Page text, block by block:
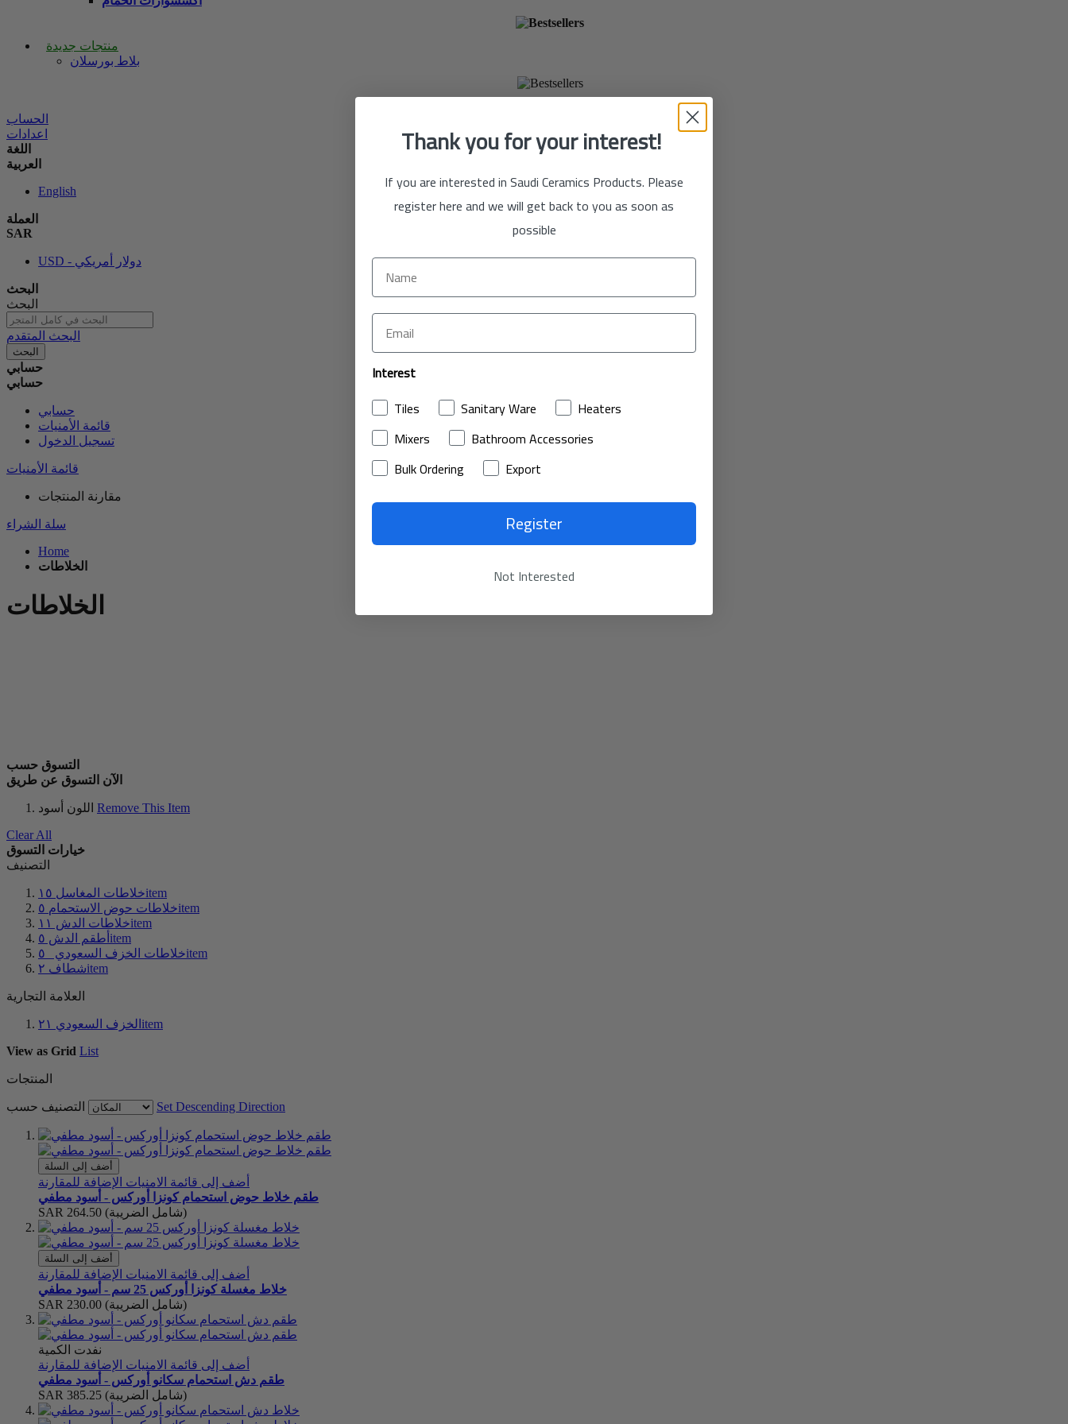
منتجات جديدة
بلاط بورسلان
الحساب
اعدادات
اللغة
العربية
English
العملة
SAR
USD - دولار أمريكي
البحث
البحث
البحث المتقدم
البحث
حسابي
حسابي
حسابي
قائمة الأمنيات
تسجيل الدخول
قائمة الأمنيات
مقارنة المنتجات
سلة الشراء
Home
الخلاطات
الخلاطات
التسوق حسب
الآن التسوق عن طريق
اللون Remove This Item
Clear All
خيارات التسوق
التصنيف
خلاطات المغاسل ١٥
item
خلاطات حوض الاستحمامitem
خلاطات الدش ١١
item
أطقم الدش ٥
item
خلاطات الخزف السعوديitem
شطافitem
العلامة التجارية
الخزف السعودي item
View as Grid List
المنتجات
التصنيف حسب Set Descending Direction
أضف إلى السلة
أضف إلى قائمة الامنيات الإضافة للمقارنة
طقم خلاط حوض استحمام كونزا أوركس - أسود مطفي
SAR 264.50
(شامل الضريبة)
أضف إلى السلة
أضف إلى قائمة الامنيات الإضافة للمقارنة
خلاط مغسلة كونزا أوركس 25 سم - أسود مطفي
SAR 230.00
(شامل الضريبة)
نفدت الكمية
أضف إلى قائمة الامنيات الإضافة للمقارنة
طقم دش استحمام سكانو أوركس - أسود مطفي
SAR 385.25
(شامل الضريبة)
Thank you for your interest!
If you are interested in Saudi Ceramics Products. Please
register here and we will get back to you as soon as
possible
Interest
Tiles
Sanitary Ware
Heaters
Mixers
Bathroom Accessories
Bulk Ordering
Export
Register
Not Interested